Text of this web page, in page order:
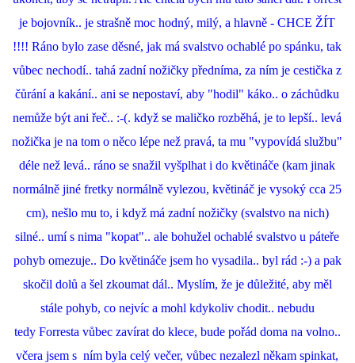
je bojovník.. je strašně moc hodný, milý, a hlavně - CHCE ŽÍT
!!!! Ráno bylo zase děsné, jak má svalstvo ochablé po spánku, tak
vůbec nechodí.. tahá zadní nožičky předníma, za ním je cestička z
čůrání a kakání.. ani se nepostaví, aby "hodil" káko.. o záchůdku
nemůže být ani řeč.. :-(. když se maličko rozběhá, je to lepší.. levá
nožička je na tom o něco lépe než pravá, ta mu "vypovídá službu"
déle než levá.. ráno se snažil vyšplhat i do květináče (kam jinak
normálně jiné fretky normálně vylezou, květináč je vysoký cca 25
cm), nešlo mu to, i když má zadní nožičky (svalstvo na nich)
silné.. umí s nima "kopat".. ale bohužel ochablé svalstvo u páteře
pohyb omezuje.. Do květináče jsem ho vysadila.. byl rád :-) a pak
skočil dolů a šel zkoumat dál.. Myslím, že je důležité, aby měl
stále pohyb, co nejvíc a mohl kdykoliv chodit.. nebudu
tedy Forresta vůbec zavírat do klece, bude pořád doma na volno..
včera jsem s ním byla celý večer, vůbec nezalezl někam spinkat,